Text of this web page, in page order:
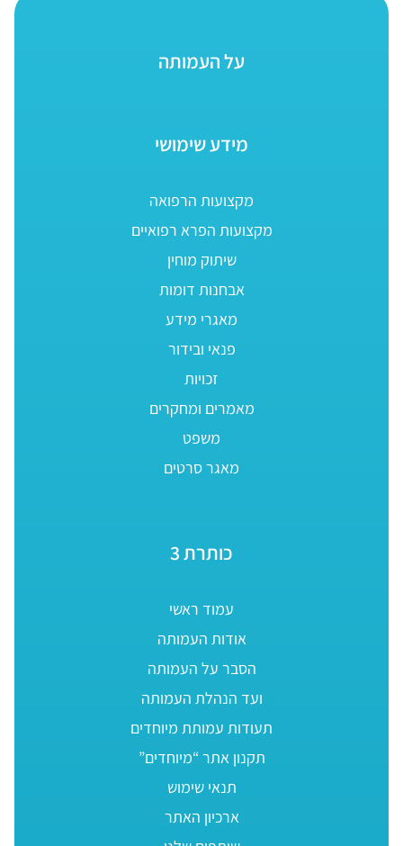
על העמותה
מידע שימושי
מקצועות הרפואה
מקצועות הפרא רפואיים
שיתוק מוחין
אבחנות דומות
מאגרי מידע
פנאי ובידור
זכויות
מאמרים ומחקרים
משפט
מאגר סרטים
כותרת 3
עמוד ראשי
אודות העמותה
הסבר על העמותה
ועד הנהלת העמותה
תעודות עמותת מיוחדים
תקנון אתר “מיוחדים”
תנאי שימוש
ארכיון האתר